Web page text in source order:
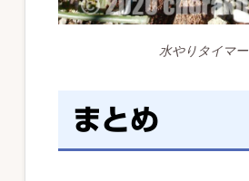
水やりタイマー
まとめ